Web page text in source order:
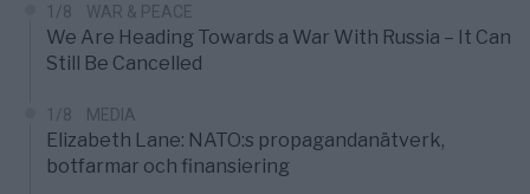
1/8 WAR & PEACE
We Are Heading Towards a War With Russia – It Can
Still Be Cancelled
1/8 MEDIA
Elizabeth Lane: NATO:s propagandanätverk,
botfarmar och finansiering